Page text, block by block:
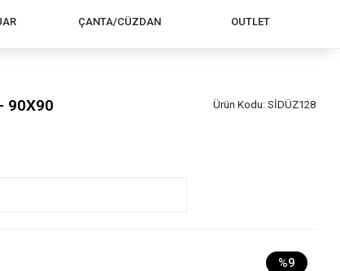
ÇANTA/CÜZDAN OUTLET
90X90 Ürün Kodu: SİDÜZ128
%9